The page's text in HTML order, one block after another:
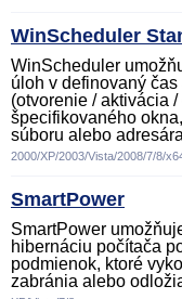
WinScheduler
WinScheduler
úloh v definovaný
(otvorenie / aktivácia
špecifikovaného
súboru alebo
2000/XP/2003/Vista/2008/7/8/
SmartPower
SmartPower
hibernáciu počítača
podmienok, ktoré
zabránia alebo